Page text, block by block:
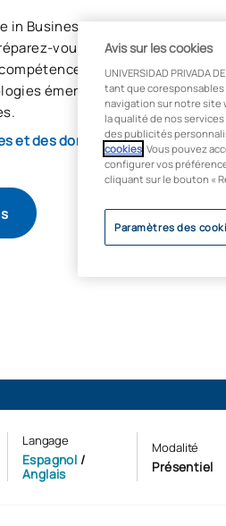
in Business Analytics conçu en
vous à répondre aux
clés pour
émergentes transforment
et des données
Langage
Espagnol /
Anglais
Modalité
Présentiel
Avis sur les cookies
UNIVERSIDAD PRIVADA
tant que
navigation sur notre site
la qualité de nos
des publicités
cookies . Vous pouvez
configurer vos
cliquant sur le bouton «
Paramètres des